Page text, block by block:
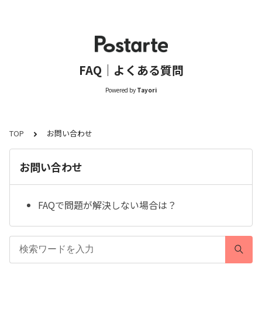
FAQ｜よくある質問
Powered by Tayori
TOP お問い合わせ
お問い合わせ
FAQで問題が解決しない場合は？